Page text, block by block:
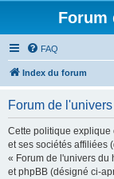
Forum
FAQ
Index du forum
Forum de
Cette politique explique
et ses sociétés affiliées
« Forum de l'univers du
et phpBB (désigné ci-